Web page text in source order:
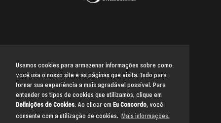
Usamos cookies para armazenar informações sobre como
você usa o nosso site e as páginas que visita. Tudo para
tornar sua experiência a mais agradável possível. Para
entender os tipos de cookies que utilizamos, clique em
Definições de Cookies. Ao clicar em Eu Concordo, você
consente com a utilização de cookies. Mais informações.
Voltar para o topo